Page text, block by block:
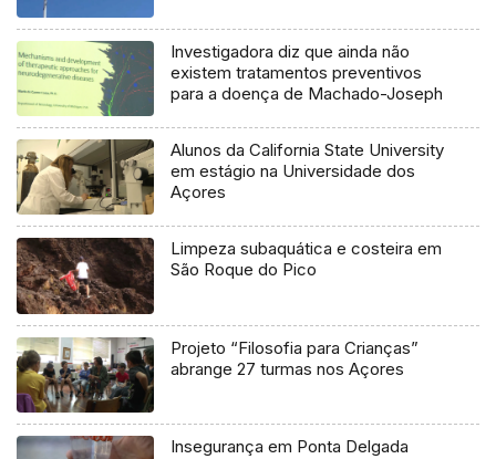
Investigadora diz que ainda não
existem tratamentos preventivos
para a doença de Machado-Joseph
Alunos da California State University
em estágio na Universidade dos
Açores
Limpeza subaquática e costeira em
São Roque do Pico
Projeto “Filosofia para Crianças”
abrange 27 turmas nos Açores
Insegurança em Ponta Delgada